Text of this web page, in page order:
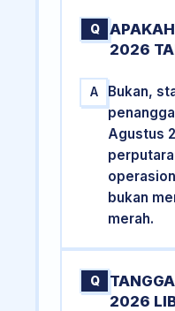
Q
2026
A
Bukan,
Agustus
bukan
merah.
Q
2026